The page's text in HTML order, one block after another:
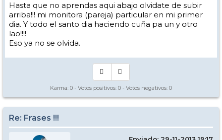
Hasta que no aprendas aqui abajo olvidate de subir
arriba!!! mi monitora (pareja) particular en mi primer
dia. Y todo el santo dia haciendo cuña pa un y otro
lao!!!!
Eso ya no se olvida.
Karma: 0 - Votos positivos: 0 - Votos negativos: 0
Re: Frases !!!